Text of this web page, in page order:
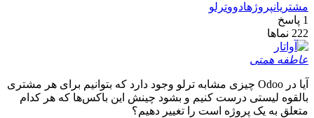
مشتریانپروژهادووترلو
1 پاسخ
222 نماها
عاطفه همتی
آیا در Odoo چیزی مشابه ترلو وجود دارد که بتوانیم برای هر مشتری
بالقوه لیستی درست کنیم و بشود چینش این باکس‌ها که هر کدام
متعلق به یک پروژه است را تغییر دهیم؟